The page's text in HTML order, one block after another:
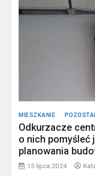
MIESZKANIE
Odkurzacze
o nich pomyśleć
planowania
15 lipca 2024